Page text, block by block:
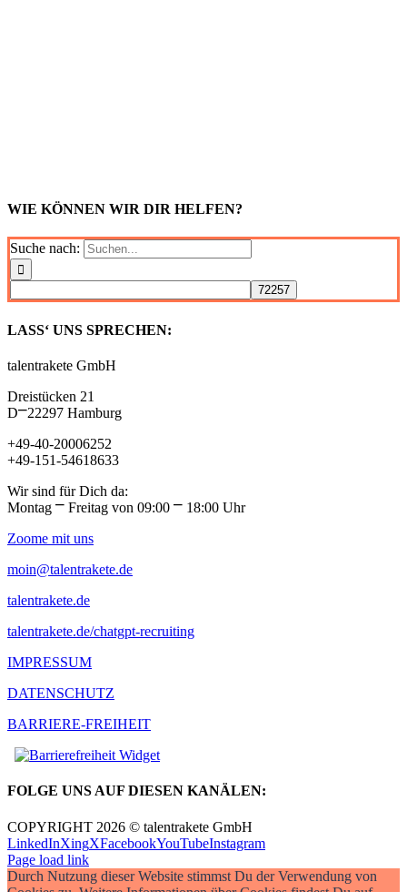
WIE KÖNNEN WIR DIR HELFEN?
Suche nach:
LASS‘ UNS SPRECHEN:
talentrakete GmbH
Dreistücken 21
D⎻22297 Hamburg
+49-40-20006252
+49-151-54618633
Wir sind für Dich da:
Montag ⎻ Freitag von 09:00 ⎻ 18:00 Uhr
Zoome mit uns
moin@talentrakete.de
talentrakete.de
talentrakete.de/chatgpt-recruiting
IMPRESSUM
DATENSCHUTZ
BARRIERE-FREIHEIT
FOLGE UNS AUF DIESEN KANÄLEN:
COPYRIGHT 2026 © talentrakete GmbH
LinkedInXingXFacebookYouTubeInstagram
Page load link
Durch Nutzung dieser Website stimmst Du der Verwendung von